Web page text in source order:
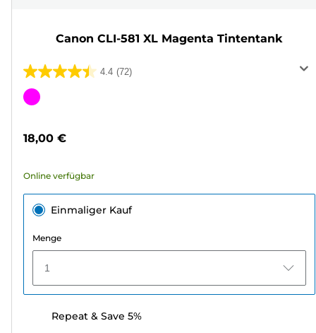
Canon CLI-581 XL Magenta Tintentank
4.4 (72)
4.4
von
72
Farbpatrone
18,00 €
Online verfügbar
Einmaliger Kauf
Menge
1
Repeat & Save 5%